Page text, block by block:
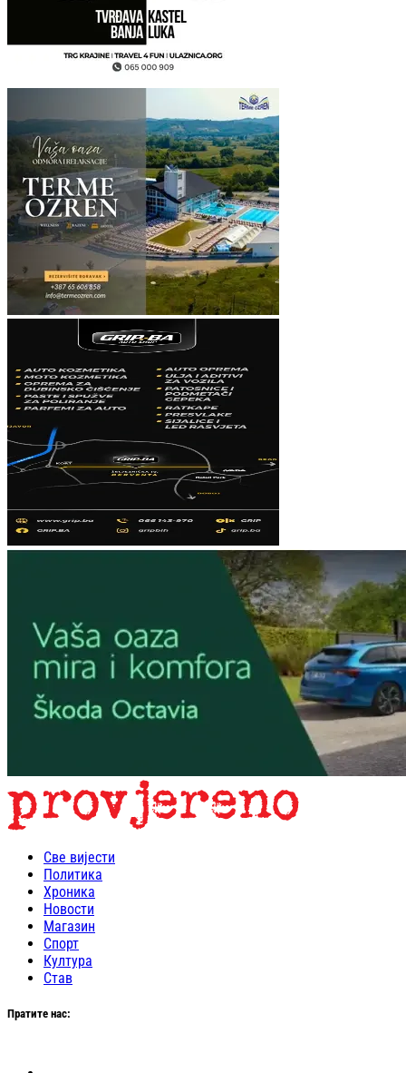
Све вијести
Политика
Хроника
Новости
Магазин
Спорт
Култура
Став
Пратите нас: